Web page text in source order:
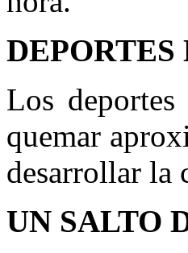
Los
quemar
desarrollar la
UN SALTO